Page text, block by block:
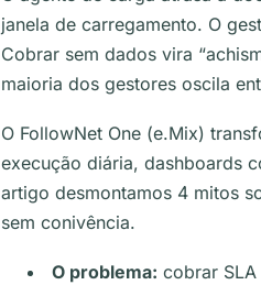
janela de carregamento. O
Cobrar sem dados vira
maioria dos gestores oscila
O FollowNet One (e.Mix)
execução diária, dashboards
artigo desmontamos 4 mitos
sem conivência.
O problema: cobrar